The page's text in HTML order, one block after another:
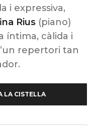
i expressiva,
Rius (piano)
íntima, càlida i
repertori tan
LA CISTELLA